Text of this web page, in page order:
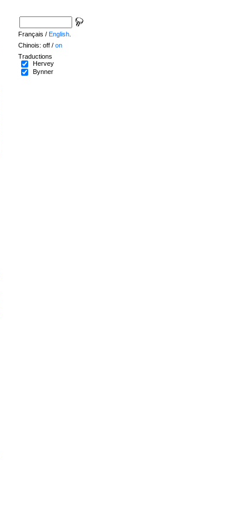
Français / English
Chinois: off / on
Traductions
Hervey
Bynner